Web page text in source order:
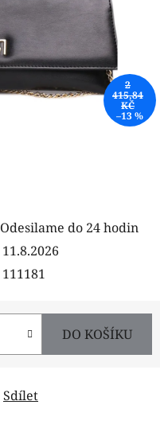
Odesilame do 24 hodin
11.8.2026
111181
DO KOŠÍKU
Sdílet
2
415,84
KČ
–13 %